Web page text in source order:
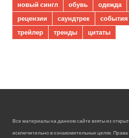
новый сингл
обувь одежда
рецензии
саундтрек события
трейлер
тренды цитаты
Все материалы на данном сайте взяты из
исключительно в ознакомительных целях.